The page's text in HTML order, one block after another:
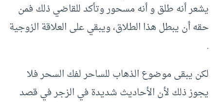
يشعر أنه طلق و أنه مسحور وتأكد للقاضي ذلك فمن
حقه أن يبطل هذا الطلاق، ويبقي على العلاقة الزوجية
.
لكن يبقى موضوع الذهاب للساحر لفك السحر فلا
يجوز ذلك لأن الأحاديث شديدة في الزجر في قصد